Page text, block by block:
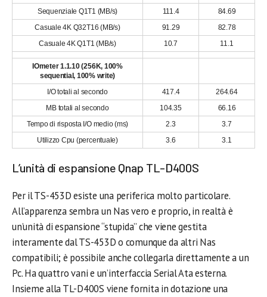
Sequenziale Q1T1 (MB/s)
111.4
84.69
Casuale 4K Q32T16 (MB/s)
91.29
82.78
Casuale 4K Q1T1 (MB/s)
10.7 11.1
IOmeter 1.1.10 (256K, 100%
sequential, 100% write)
I/O totali al secondo
417.4
264.64
MB totali al secondo
104.35
66.16
Tempo di risposta I/O medio (ms)
2.3
3.7
Utilizzo Cpu (percentuale)
3.6 3.1
L’unità di espansione Qnap TL-D400S
Per il TS-453D esiste una periferica molto particolare.
All’apparenza sembra un Nas vero e proprio, in realtà è
un’unità di espansione “stupida” che viene gestita
interamente dal TS-453D o comunque da altri Nas
compatibili; è possibile anche collegarla direttamente a un
Pc. Ha quattro vani e un’interfaccia Serial Ata esterna.
Insieme alla TL-D400S viene fornita in dotazione una